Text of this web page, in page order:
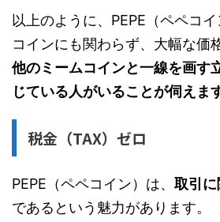
以上のように、PEPE（ペペコ
コインにも関わらず、大幅な価
他のミームコインと一線を画す
じている人がいることが伺えま
税金（TAX）ゼロ
PEPE（ペペコイン）は、 取引に
であるという魅力があります。